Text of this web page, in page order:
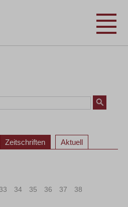
Zeitschriften Aktuell
33 34 35 36 37 38